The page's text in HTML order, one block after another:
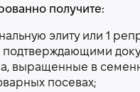
получите:
элиту или 1
подтверждающими
выращенные в
посевах;